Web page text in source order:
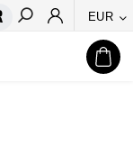
EUR
Hľadať